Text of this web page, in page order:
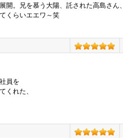
。兄を慕う大陽、託された高島さん、
くらいエエワ～笑
員を
くれた、